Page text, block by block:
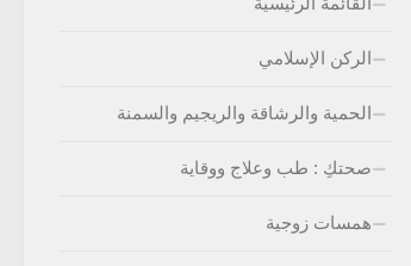
الركن الإسلامي
الحمية والرشاقة والريجيم والسمنة
صحتكِ : طب وعلاج ووقاية
همسات زوجية